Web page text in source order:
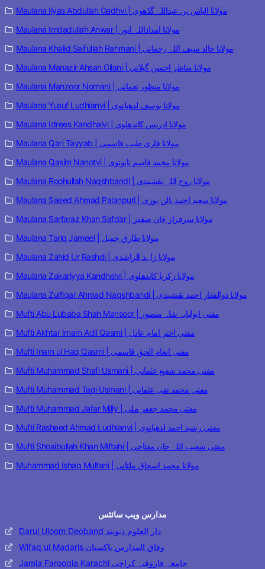
Maulana Ilyas Abdullah Gadhvi | مولانا الیاس بن عبداللہ گڈھوی
Maulana Imdadullah Anwar | مولانا امداداللہ انور
Maulana Khalid Saifullah Rahmani | مولانا خالد سیف اللہ رحمانی
Maulana Manazir Ahsan Gilani | مولانا مناظر احسن گیلانی
Maulana Manzoor Nomani | مولانا منظور نعمانی
Maulana Yusuf Ludhianvi | مولانا یوسف لدھیانوی
Maulana Idrees Kandhalvi | مولانا ادریس کاندھلوی
Maulana Qari Tayyab | مولانا قاری طیب قاسمی
Maulana Qasim Nanotvi | مولانا محمد قاسم نانوتوی
Maulana Roohullah Naqshbandi | مولانا روح اللہ نقشبندی
Maulana Saeed Ahmad Palanpuri | مولانا سعید احمد پالن پوری
Maulana Sarfaraz Khan Safdar | مولانا سرفراز خان صفدر
Maulana Tariq Jameel | مولانا طارق جمیل
Maulana Zahid Ur Rashdi | مولانا زاہد الراشدی
Maulana Zakariyya Kandhelvi | مولانا زکریا کاندھلوی
Maulana Zulfiqar Ahmad Naqshbandi | مولانا ذوالفقار احمد نقشبندی
Mufti Abu Lubaba Shah Mansoor | مفتی ابولبابہ شاہ منصور
Mufti Akhtar Imam Adil Qasmi | مفتی اختر امام عادل
Mufti Inam ul Haq Qasmi | مفتی انعام الحق قاسمی
Mufti Muhammad Shafi Usmani | مفتی محمد شفیع عثمانی
Mufti Muhammad Taqi Usmani | مفتی محمد تقی عثمانی
Mufti Muhammad Jafar Milly | مفتی محمد جعفر ملی
Mufti Rasheed Ahmad Ludhianvi | مفتی رشید احمد لدھیانوی
Mufti Shoaibullah Khan Miftahi | مفتی شعیب اللہ خان مفتاحی
Muhammad Ishaq Multani | مولانا محمد اسحاق ملتانی
مدارس ویب سائٹس
Darul Uloom Deoband دار العلوم دیوبند
Wifaq ul Madaris وفاق المدارس پاکستان
Jamia Farooqia Karachi جامعہ فاروقیہ کراچی